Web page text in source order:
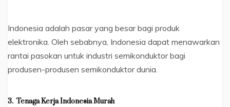
Indonesia adalah pasar yang besar bagi produk
elektronika. Oleh sebabnya, Indonesia dapat menawarkan
rantai pasokan untuk industri semikonduktor bagi
produsen-produsen semikonduktor dunia.
3. Tenaga Kerja Indonesia Murah